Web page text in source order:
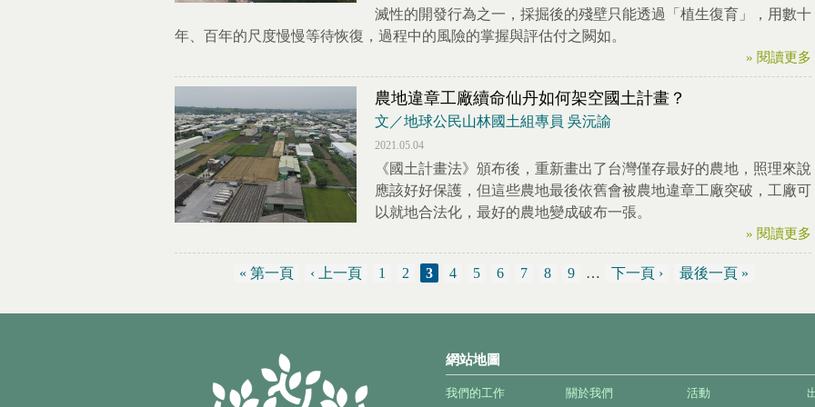
滅性的開發行為之一，採掘後的殘壁只能透過「植生復育」，用數十
年、百年的尺度慢慢等待恢復，過程中的風險的掌握與評估付之闕如。
» 閱讀更多
農地違章工廠續命仙丹如何架空國土計畫？
文／地球公民山林國土組專員 吳沅諭
2021.05.04
《國土計畫法》頒布後，重新畫出了台灣僅存最好的農地，照理來說
應該好好保護，但這些農地最後依舊會被農地違章工廠突破，工廠可
以就地合法化，最好的農地變成破布一張。
» 閱讀更多
« 第一頁 ‹ 上一頁 1 2 3 4 5 6 7 8 9 … 下一頁 › 最後一頁 »
網站地圖
我們的工作 關於我們 活動